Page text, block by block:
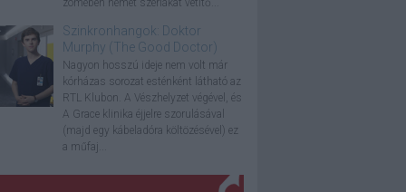
zömében német szériákat vetítő...
Szinkronhangok: Doktor
Murphy (The Good Doctor)
Nagyon hosszú ideje nem volt már
kórházas sorozat esténként látható az
RTL Klubon. A Vészhelyzet végével, és
A Grace klinika éjjelre szorulásával
(majd egy kábeladóra költözésével) ez
a műfaj...